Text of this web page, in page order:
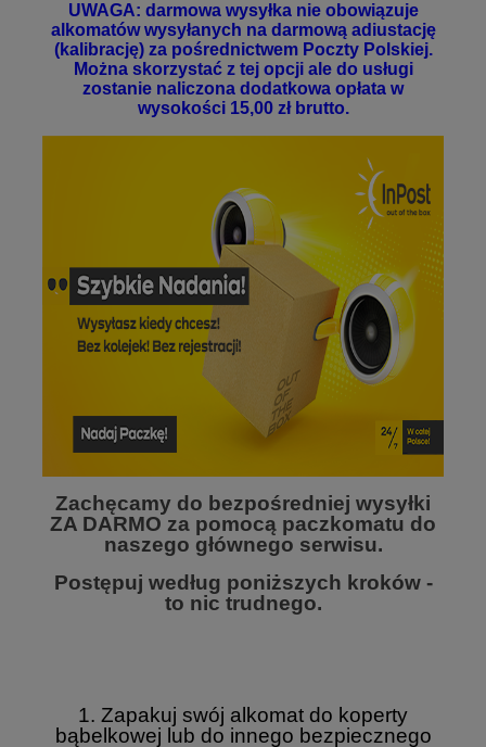
UWAGA: darmowa wysyłka nie obowiązuje
alkomatów wysyłanych na darmową adiustację
(kalibrację) za pośrednictwem Poczty Polskiej.
Można skorzystać z tej opcji ale do usługi
zostanie naliczona dodatkowa opłata w
wysokości 15,00 zł brutto.
Zachęcamy do bezpośredniej wysyłki
ZA DARMO za pomocą paczkomatu do
naszego głównego serwisu.
Postępuj według poniższych kroków -
to nic trudnego.
1. Zapakuj swój alkomat do koperty
bąbelkowej lub do innego bezpiecznego